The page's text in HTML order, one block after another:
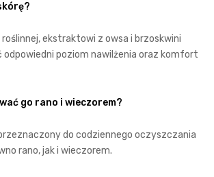
roślinnej, ekstraktowi z owsa i brzoskwini
odpowiedni poziom nawilżenia oraz komfort
go rano i wieczorem?
do codziennego oczyszczania
rano, jak i wieczorem.